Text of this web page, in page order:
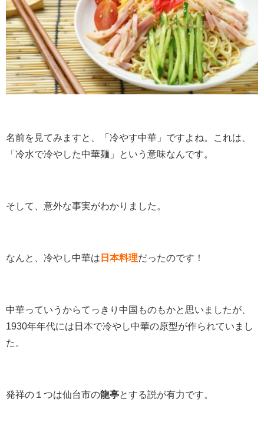
名前を見てみますと、「冷やす中華」ですよね。これは、
「冷水で冷やした中華麺」という意味なんです。
そして、意外な事実がわかりました。
なんと、冷やし中華は 日本料理だったのです！
中華っていうからてっきり中国ものもかと思いましたが、
1930年年代には日本で冷やし中華の原型が作られていまし
た。
発祥の１つは仙台市の龍亭とする説が有力です。